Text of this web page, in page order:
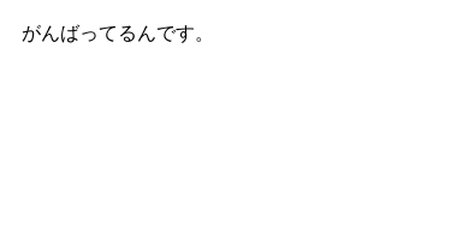
がんばってるんです。